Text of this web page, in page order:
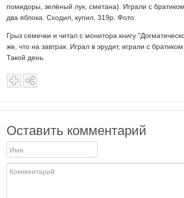
помидоры, зелёный лук, сметана). Играли с
два яблока. Сходил, купил, 319р. Фото:
Грыз семечки и читал с монитора книгу
же, что на завтрак. Играл в эрудит, играли с
Такой день.
Оставить комментарий